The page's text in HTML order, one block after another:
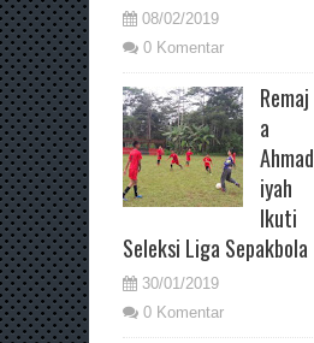
08/02/2019
0 Komentar
Remaj
a
Ahmad
iyah
Ikuti
Seleksi Liga Sepakbola
30/01/2019
0 Komentar